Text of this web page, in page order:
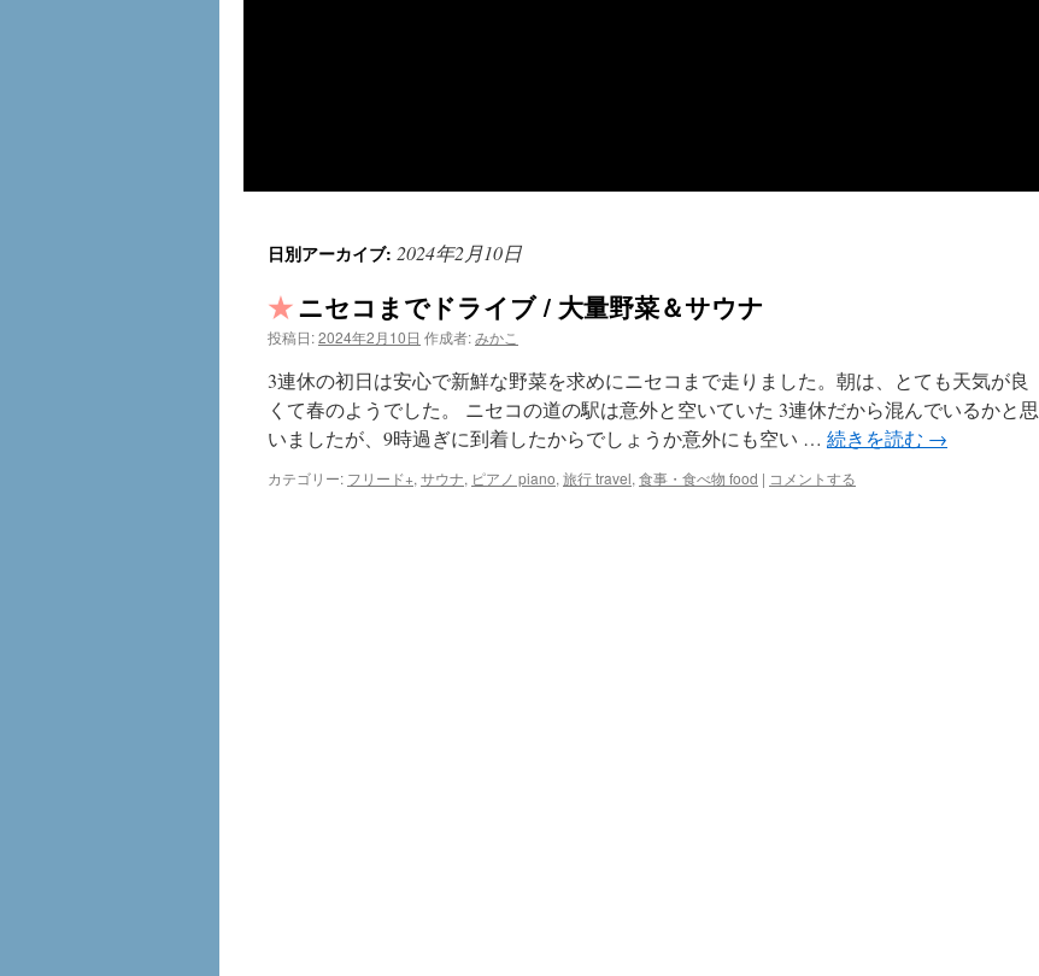
日別アーカイブ: 2024年2月10日
ニセコまでドライブ / 大量野菜＆サウナ
投稿日:2024年2月10日 作成者:みかこ
3連休の初日は安心で新鮮な野菜を求めにニセコまで走りました。朝は、とても天気が良
くて春のようでした。 ニセコの道の駅は意外と空いていた 3連休だから混んでいるかと思
いましたが、9時過ぎに到着したからでしょうか意外にも空い … 続きを読む →
カテゴリー: フリード+, サウナ, ピアノ piano, 旅行 travel, 食事・食べ物 food | コメントする